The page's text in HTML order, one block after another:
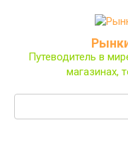
Путеводитель в
магазинах,